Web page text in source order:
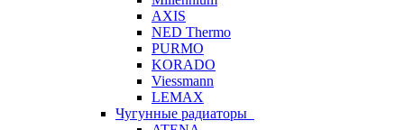
AXIS
NED Thermo
PURMO
KORADO
Viessmann
LEMAX
Чугунные радиаторы